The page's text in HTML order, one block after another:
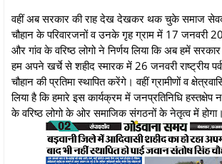
वहीं अब सरकार की राह देख देखकर थक चुके समाज
चौहान के परिवारजनों व उनके गृह ग्राम में 17 जनवरी
और गांव के वरिष्ठ लोगो ने निर्णय लिया कि अब हमें
हम अपने खर्चे से शहीद स्मारक में 26 जनवरी राष्ट्रीय
चौहान की प्रतिमा स्थापित करेंगे। वहीं ग्रामीणों व
लिया है कि हमारे इस कार्यक्रम में जनप्रतिनिधि हस्तक्षेप
के वरिष्ठ लोगो के ओर समाजिक संगठनों के नेतृत्व में होगा।